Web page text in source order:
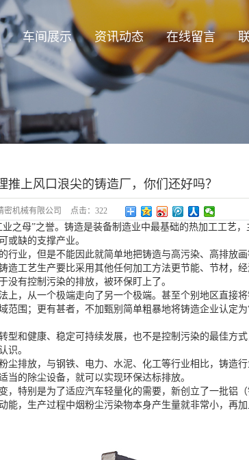
车间展示 资讯动态 在线留言
推上风口浪尖的铸造厂，你们还好吗？
密机械有限公司 点击： 322
之母”之誉。铸造是装备制造业中最基础的热加工工艺
或缺的支撑产业。
业，但是不能因此就简单地把铸造与高污染、高排放画
造工艺生产要比采用其他任何加工方法更节能、节材，
没有控制污染的排放，被环保盯上了。
上，从一个极端走向了另一个极端。甚至个别地区直接
范围；更有甚者，不加甄别简单粗暴地将铸造企业认定
和健康、稳定可持续发展，也不是控制污染的最佳方式
识。
尘排放，与钢铁、电力、水泥、化工等行业相比，铸造
的除尘设备，就可以实现环保达标排放。
，特别是为了适应汽车轻量化的需要，新创立了一批铝
能，生产过程中烟粉尘污染物本身产生量就非常小，再